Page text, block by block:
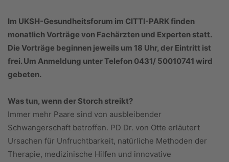
Im UKSH-Gesundheitsforum im CITTI-PARK finden
monatlich Vorträge von Fachärzten und Experten statt.
Die Vorträge beginnen jeweils um 18 Uhr, der Eintritt ist
frei. Um Anmeldung unter Telefon 0431/ 50010741 wird
gebeten.
Was tun, wenn der Storch streikt?
Immer mehr Paare sind von ausbleibender
Schwangerschaft betroffen. PD Dr. von Otte erläutert
Ursachen für Unfruchtbarkeit, natürliche Methoden der
Therapie, medizinische Hilfen und innovative